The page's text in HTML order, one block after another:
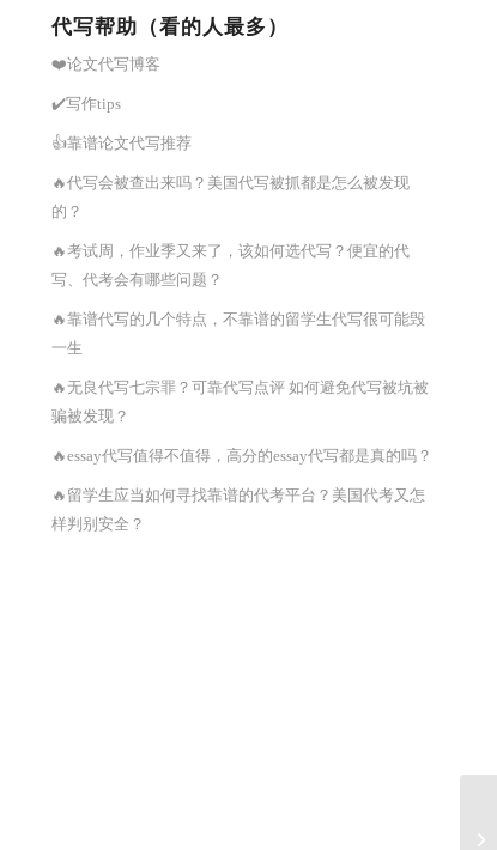
代写帮助（看的人最多）
❤️论文代写博客
✔️写作tips
👍靠谱论文代写推荐
🔥代写会被查出来吗？美国代写被抓都是怎么被发现
的？
🔥考试周，作业季又来了，该如何选代写？便宜的代
写、代考会有哪些问题？
🔥靠谱代写的几个特点，不靠谱的留学生代写很可能毁
一生
🔥无良代写七宗罪？可靠代写点评 如何避免代写被坑被
骗被发现？
🔥essay代写值得不值得，高分的essay代写都是真的吗？
🔥留学生应当如何寻找靠谱的代考平台？美国代考又怎
样判别安全？